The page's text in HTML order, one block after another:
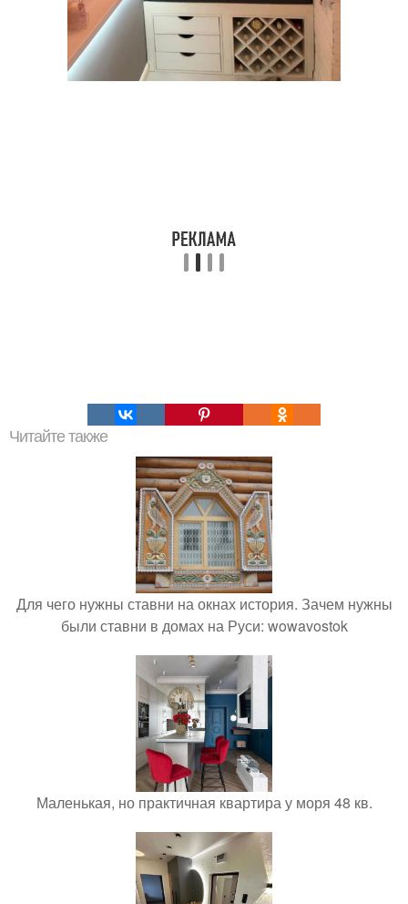
Читайте также
Для чего нужны ставни на окнах история. Зачем нужны
были ставни в домах на Руси: wowavostok
Маленькая, но практичная квартира у моря 48 кв.